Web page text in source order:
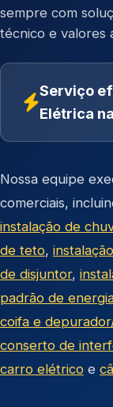
sempre com
técnico e valores
Serviço
Elétrica
Nossa equipe
comerciais,
instalação de
de teto,
de disjuntor,
padrão de
coifa e
conserto de
carro elétrico e